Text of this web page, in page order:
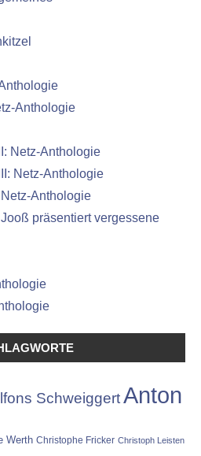
Anthologie
Netz-Anthologie
Netz-Anthologie
Anthologie
präsentiert vergessene
SchweiggertAnton
Werth Christophe Fricker Christoph Leisten